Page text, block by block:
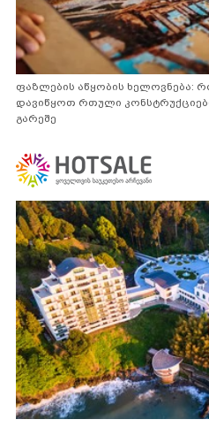
ფაზლების აწყობის ხელოვნება:
დავიწყოთ რთული
გარეშე